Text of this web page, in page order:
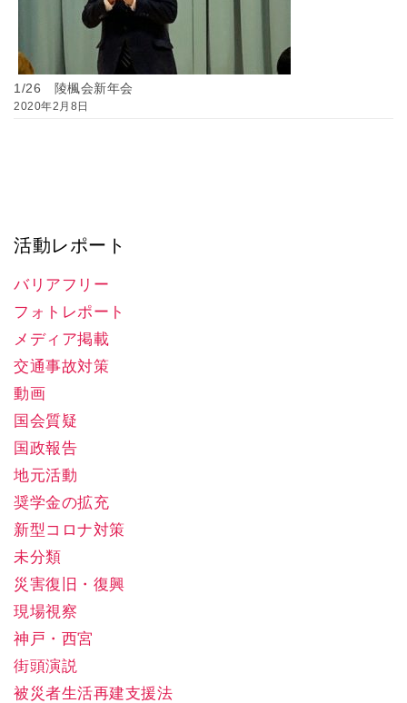
1/26 陵楓会新年会
2020年2月8日
活動レポート
バリアフリー
フォトレポート
メディア掲載
交通事故対策
動画
国会質疑
国政報告
地元活動
奨学金の拡充
新型コロナ対策
未分類
災害復旧・復興
現場視察
神戸・西宮
街頭演説
被災者生活再建支援法